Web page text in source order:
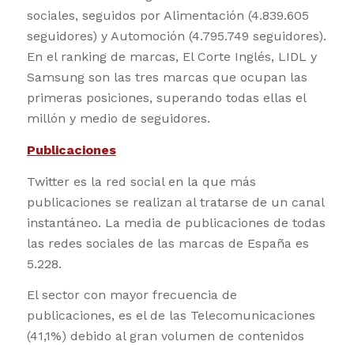
sociales, seguidos por Alimentación (4.839.605
seguidores) y Automoción (4.795.749 seguidores).
En el ranking de marcas, El Corte Inglés, LIDL y
Samsung son las tres marcas que ocupan las
primeras posiciones, superando todas ellas el
millón y medio de seguidores.
Publicaciones
Twitter es la red social en la que más
publicaciones se realizan al tratarse de un canal
instantáneo. La media de publicaciones de todas
las redes sociales de las marcas de España es
5.228.
El sector con mayor frecuencia de
publicaciones, es el de las Telecomunicaciones
(41,1%) debido al gran volumen de contenidos